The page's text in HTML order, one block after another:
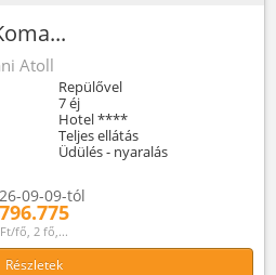
Atoll
Repülővel
7 éj
Hotel ****
Teljes ellátás
Üdülés - nyaralás
09-09-tól
796.775
Ft/fő, 2 fő,...
Részletek